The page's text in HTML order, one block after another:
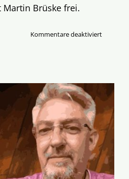
Martin Brüske frei.
Kommentare deaktiviertfür
und
die
liberale